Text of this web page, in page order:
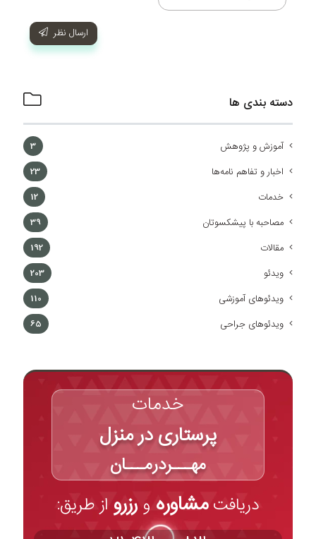
ارسال نظر
دسته بندی ها
آموزش و پژوهش 3
اخبار و تفاهم نامه‌ها 23
خدمات 12
مصاحبه با پیشکسوتان 39
مقالات 192
ویدئو 203
ویدئوهای آموزشی 110
ویدئوهای جراحی 65
خدمات
پرستاری در منزل
مهـــردرمـــان
دریافتمشاوره و رزرو از طریق: